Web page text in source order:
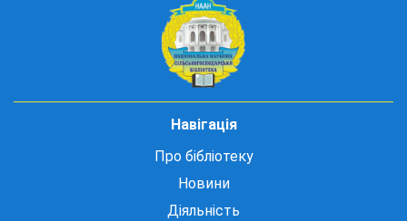
Навігація
Про бібліотеку
Новини
Діяльність